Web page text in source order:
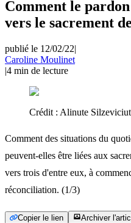
Comment le
vers le sacrement
publié le 12/02/22|
Caroline Moulinet
|4 min de lecture
Crédit : Alinute
Comment des situations du
peuvent-elles être liées aux
vers trois d'entre eux, à
réconciliation. (1/3)
Copier le lien Archiver